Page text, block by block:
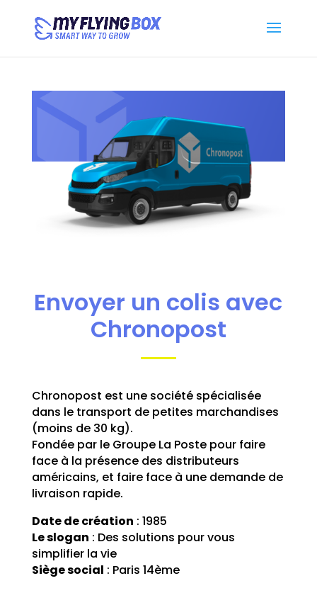
Envoyer un colis avec
Chronopost
Chronopost est une société spécialisée
dans le transport de petites marchandises
(moins de 30 kg).
Fondée par le Groupe La Poste pour faire
face à la présence des distributeurs
américains, et faire face à une demande de
livraison rapide.
Date de création : 1985
Le slogan : Des solutions pour vous
simplifier la vie
Siège social : Paris 14ème